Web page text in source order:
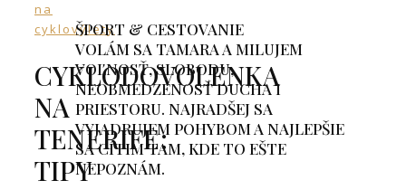
na
cyklovýlety
CYKLODOVOLENKA
NA
TENERIFE:
TIPY
ŠPORT & CESTOVANIE
VOLÁM SA TAMARA A MILUJEM
VOĽNOSŤ, SLOBODU,
NEOBMEDZENOSŤ DUCHA I
PRIESTORU. NAJRADŠEJ SA
VYJADRUJEM POHYBOM A NAJLEPŠIE
SA CÍTIM TAM, KDE TO EŠTE
NEPOZNÁM.